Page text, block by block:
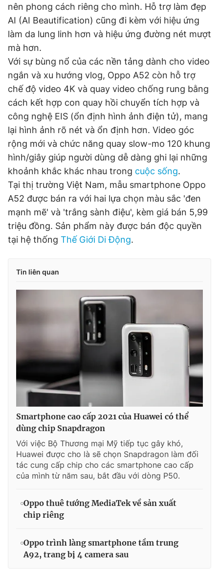
nên phong cách riêng cho mình. Hỗ trợ làm đẹp
AI (AI Beautification) cũng đi kèm với hiệu ứng
làm da lung linh hơn và hiệu ứng đường nét mượt
mà hơn.
Với sự bùng nổ của các nền tảng dành cho video
ngắn và xu hướng vlog, Oppo A52 còn hỗ trợ
chế độ video 4K và quay video chống rung bằng
cách kết hợp con quay hồi chuyển tích hợp và
công nghệ EIS (ổn định hình ảnh điện tử), mang
lại hình ảnh rõ nét và ổn định hơn. Video góc
rộng mới và chức năng quay slow-mo 120 khung
hình/giây giúp người dùng dễ dàng ghi lại những
khoảnh khắc khác nhau trong cuộc sống.
Tại thị trường Việt Nam, mẫu smartphone Oppo
A52 được bán ra với hai lựa chọn màu sắc 'đen
mạnh mẽ' và 'trắng sành điệu', kèm giá bán 5,99
triệu đồng. Sản phẩm này được bán độc quyền
tại hệ thống Thế Giới Di Động.
Tin liên quan
Smartphone cao cấp 2021 của Huawei có thể
dùng chip Snapdragon
Với việc Bộ Thương mại Mỹ tiếp tục gây khó,
Huawei được cho là sẽ chọn Snapdragon làm đối
tác cung cấp chip cho các smartphone cao cấp
của mình từ năm sau, bắt đầu với dòng P50.
Oppo thuê tướng MediaTek về sản xuất
chip riêng
Oppo trình làng smartphone tầm trung
A92, trang bị 4 camera sau